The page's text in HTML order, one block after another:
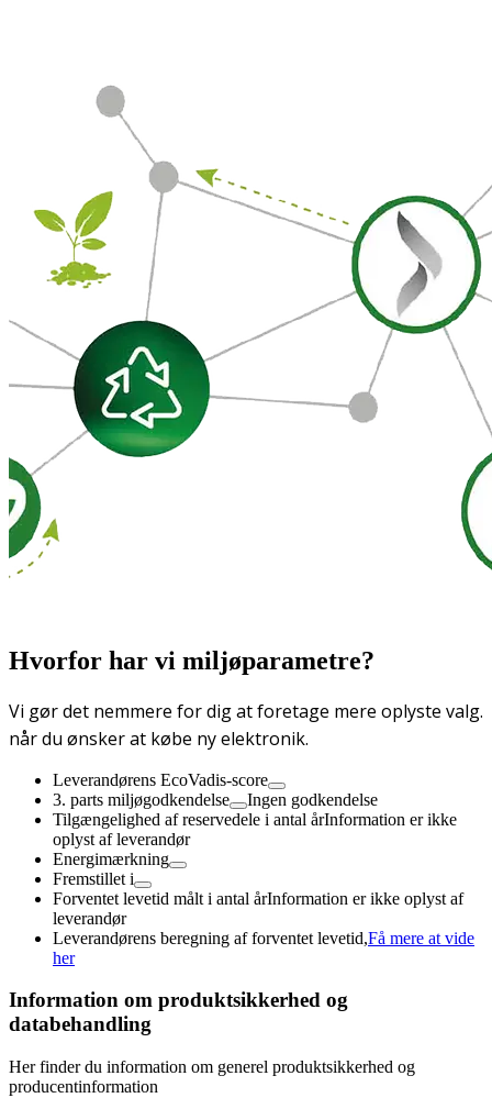
Hvorfor har vi miljøparametre?
Vi gør det nemmere for dig at foretage mere oplyste valg.
når du ønsker at købe ny elektronik.
Leverandørens EcoVadis-score
3. parts miljøgodkendelse
Ingen godkendelse
Tilgængelighed af reservedele i antal årInformation er ikke
oplyst af leverandør
Energimærkning
Fremstillet i
Forventet levetid målt i antal årInformation er ikke oplyst af
leverandør
Leverandørens beregning af forventet levetid,Få mere at vide
her
Information om produktsikkerhed og
databehandling
Her finder du information om generel produktsikkerhed og
producentinformation